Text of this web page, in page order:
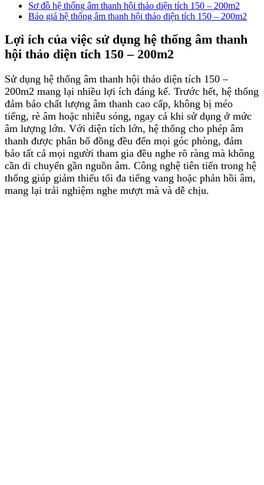
Sơ đồ hệ thống âm thanh hội thảo diện tích 150 – 200m2
Báo giá hệ thống âm thanh hội thảo diện tích 150 – 200m2
Lợi ích của việc sử dụng hệ thống âm thanh
hội thảo diện tích 150 – 200m2
Sử dụng hệ thống âm thanh hội thảo diện tích 150 –
200m2 mang lại nhiều lợi ích đáng kể. Trước hết, hệ thống
đảm bảo chất lượng âm thanh cao cấp, không bị méo
tiếng, rè âm hoặc nhiễu sóng, ngay cả khi sử dụng ở mức
âm lượng lớn. Với diện tích lớn, hệ thống cho phép âm
thanh được phân bố đồng đều đến mọi góc phòng, đảm
bảo tất cả mọi người tham gia đều nghe rõ ràng mà không
cần di chuyển gần nguồn âm. Công nghệ tiên tiến trong hệ
thống giúp giảm thiểu tối đa tiếng vang hoặc phản hồi âm,
mang lại trải nghiệm nghe mượt mà và dễ chịu.